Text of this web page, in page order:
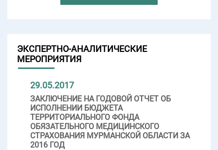
ЭКСПЕРТНО-АНАЛИТИЧЕСКИЕ
МЕРОПРИЯТИЯ
29.05.2017
ЗАКЛЮЧЕНИЕ НА ГОДОВОЙ ОТЧЕТ ОБ
ИСПОЛНЕНИИ БЮДЖЕТА
ТЕРРИТОРИАЛЬНОГО ФОНДА
ОБЯЗАТЕЛЬНОГО МЕДИЦИНСКОГО
СТРАХОВАНИЯ МУРМАНСКОЙ ОБЛАСТИ ЗА
2016 ГОД